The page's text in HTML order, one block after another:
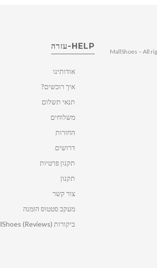
HELP-עזרה
אודותינו
איך רוכשים?
תנאי תשלום
משלוחים
החזרות
דרושים
תקנון פרטיות
תקנון
צור קשר
מעקב סטטוס הזמנה
ביקורות MallShoes (Reviews)
© 2025 MallShoes